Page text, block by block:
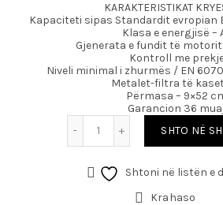
KARAKTERISTIKAT
Kapaciteti sipas Standardit evropian
Klasa e energjisë –
Gjenerata e fundit të
Kontroll me
Niveli minimal i zhurmës / EN
Metalet-filtra të
Përmasa – 9×52
Garancion 36
SHTO NË
Shtoni në listën e
Krahaso